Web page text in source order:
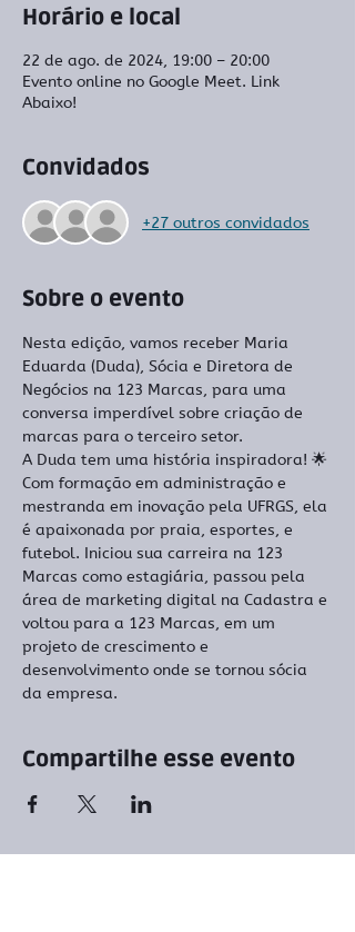
Horário e local
22 de ago. de 2024, 19:00 – 20:00
Evento online no Google Meet. Link
Abaixo!
Convidados
+27 outros convidados
Sobre o evento
Nesta edição, vamos receber Maria
Eduarda (Duda), Sócia e Diretora de
Negócios na 123 Marcas, para uma
conversa imperdível sobre criação de
marcas para o terceiro setor.
A Duda tem uma história inspiradora! 🌟
Com formação em administração e
mestranda em inovação pela UFRGS, ela
é apaixonada por praia, esportes, e
futebol. Iniciou sua carreira na 123
Marcas como estagiária, passou pela
área de marketing digital na Cadastra e
voltou para a 123 Marcas, em um
projeto de crescimento e
desenvolvimento onde se tornou sócia
da empresa.
Compartilhe esse evento